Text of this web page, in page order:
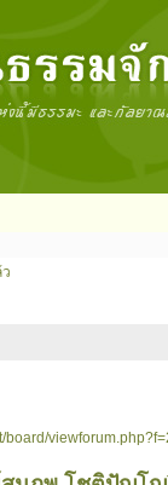
board/